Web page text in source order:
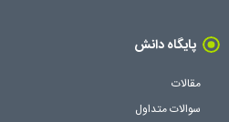
پایگاه دانش
مقالات
سوالات متداول